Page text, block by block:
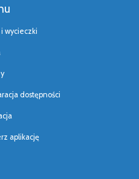
i wycieczki
dostępności
aplikację